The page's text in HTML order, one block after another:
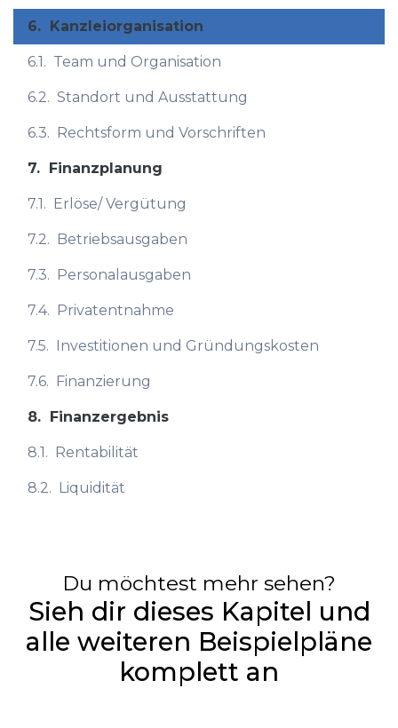
6. Kanzleiorganisation
6.1. Team und Organisation
6.2. Standort und Ausstattung
6.3. Rechtsform und Vorschriften
7. Finanzplanung
7.1. Erlöse/ Vergütung
7.2. Betriebsausgaben
7.3. Personalausgaben
7.4. Privatentnahme
7.5. Investitionen und Gründungskosten
7.6. Finanzierung
8. Finanzergebnis
8.1. Rentabilität
8.2. Liquidität
Du möchtest mehr sehen?
Sieh dir dieses Kapitel und
alle weiteren Beispielpläne
komplett an